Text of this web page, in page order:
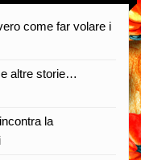
come far volare i
altre storie…
la